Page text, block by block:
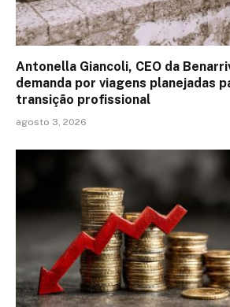
Antonella Giancoli, CEO da
demanda por viagens planejadas
transição profissional
agosto 3, 2026